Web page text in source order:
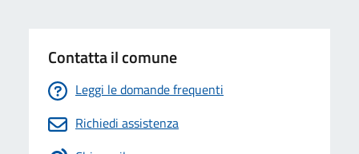
Contatta il comune
Leggi le domande frequenti
Richiedi assistenza